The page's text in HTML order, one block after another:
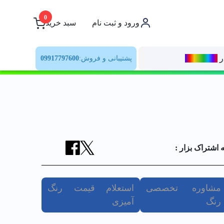
ورود و ثبت نام سبد خرید
0
پشتیبانی و فروش:09917797600
اشتراک بزار :
مشاوره تخصصی
رنگ
استعلام قیمت رنگ
آمیزی